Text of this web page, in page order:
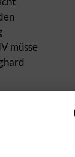
müsse